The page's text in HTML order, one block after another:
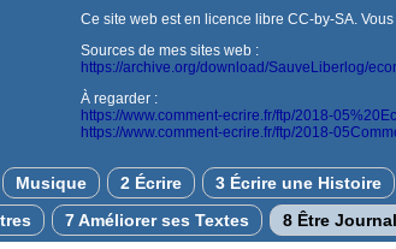
Ce site web est en licence libre CC-by-SA.
Sources de mes sites web :
https://archive.org/download/SauveLiberlog/
À regarder :
https://www.comment-ecrire.fr/ftp/2018-
https://www.comment-ecrire.fr/ftp/2018-
Musique 2 Écrire 3 Écrire une Histoire
7 Améliorer ses Textes 8 Être